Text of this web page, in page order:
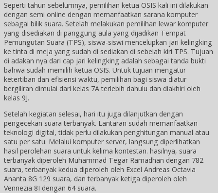
Seperti tahun sebelumnya, pemilihan ketua OSIS kali ini dilakukan
dengan semi online dengan memanfaatkan sarana komputer
sebagai bilik suara. Setelah melakukan pemilihan lewar komputer
yang disediakan di panggung aula yang dijadikan Tempat
Pemungutan Suara (TPS), siswa-siswi mencelupkan jari kelingking
ke tinta di meja yang sudah di sediakan di sebelah kiri TPS. Tujuan
di adakan nya dari cap jari kelingking adalah sebagai tanda bukti
bahwa sudah memilih ketua OSIS. Untuk tujuan mengatur
ketertiban dan efisiensi waktu, pemilihan bagi siswa diatur
bergiliran dimulai dari kelas 7A terlebih dahulu dan diakhiri oleh
kelas 9J.
Setelah kegiatan selesai, hari itu juga dilanjutkan dengan
pengecekan suara terbanyak. Lantaran sudah memanfaatkan
teknologi digital, tidak perlu dilakukan penghitungan manual atau
satu per satu. Melalui komputer server, langsung diperlihatkan
hasil perolehan suara untuk kelima kontestan. hasilnya, suara
terbanyak diperoleh Muhammad Tegar Ramadhan dengan 782
suara, terbanyak kedua diperoleh oleh Excel Andreas Octavia
Ananta 8G 129 suara, dan terbanyak ketiga diperoleh oleh
Vennezia 8I dengan 64 suara.